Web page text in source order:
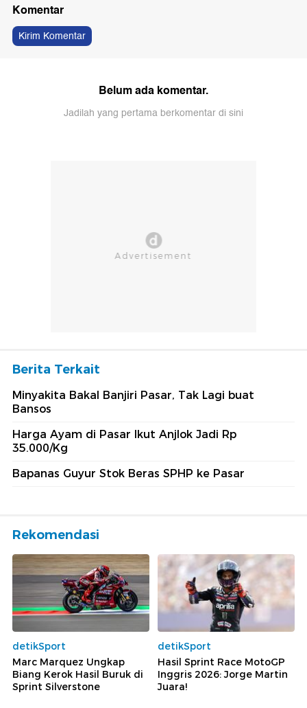
Komentar
Kirim Komentar
Belum ada komentar.
Jadilah yang pertama berkomentar di sini
Berita Terkait
Minyakita Bakal Banjiri Pasar, Tak Lagi buat
Bansos
Harga Ayam di Pasar Ikut Anjlok Jadi Rp
35.000/Kg
Bapanas Guyur Stok Beras SPHP ke Pasar
Rekomendasi
detikSport
Marc Marquez Ungkap
Biang Kerok Hasil Buruk di
Sprint Silverstone
detikSport
Hasil Sprint Race MotoGP
Inggris 2026: Jorge Martin
Juara!